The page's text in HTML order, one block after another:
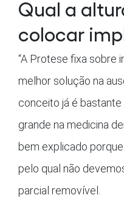
Qual a
colocar
“A Protese fixa sobre
melhor solução na
conceito já é
grande na medicina
bem explicado
pelo qual não
parcial removível.